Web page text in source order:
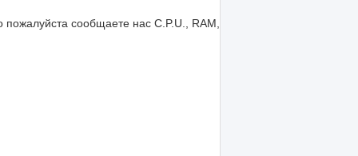
сообщаете нас C.P.U., RAM,